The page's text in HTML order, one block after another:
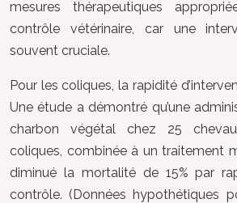
mesures thérapeutiques
contrôle vétérinaire, car une
souvent cruciale.
Pour les coliques, la rapidité
Une étude a démontré qu’une
charbon végétal chez 25
coliques, combinée à un traitement
diminué la mortalité de 15% par
contrôle. (Données hypothétiques